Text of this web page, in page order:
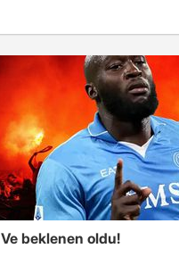
Ve beklenen oldu!